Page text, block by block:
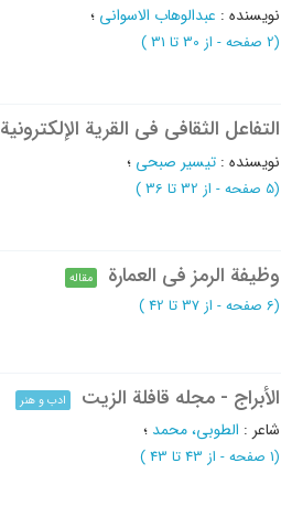
نویسنده : عبدالوهاب الاسوانی ؛
(‎2 صفحه - از 30 تا 31 )
التفاعل الثقافي في القریة الإلکترونیة
نویسنده : تیسیر صبحی ؛
(‎5 صفحه - از 32 تا 36 )
وظیفة الرمز فی العمارة مقاله
(‎6 صفحه - از 37 تا 42 )
الأبراج - مجله قافلة الزيت ادب و هنر
شاعر : الطوبی، محمد ؛
(‎1 صفحه - از 43 تا 43 )